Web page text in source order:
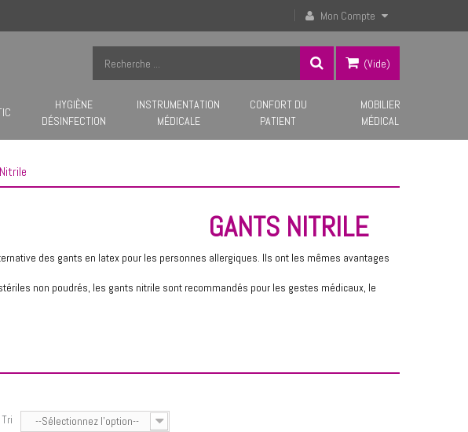
Mon Compte
(vide)
HYGIÈNE
DÉSINFECTION
INSTRUMENTATION
MÉDICALE
CONFORT DU
PATIENT
MOBILIER
MÉDICAL
GANTS NITRILE
des gants en latex pour les personnes allergiques. Ils ont les mêmes avantages
non poudrés, les gants nitrile sont recommandés pour les gestes médicaux, le
Tri --Sélectionnez l'option--